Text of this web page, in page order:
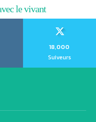
le vivant
18,000
Suiveurs